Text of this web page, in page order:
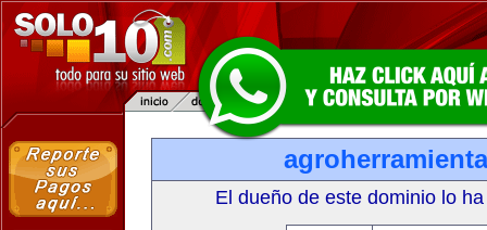
El dueño de este dominio lo